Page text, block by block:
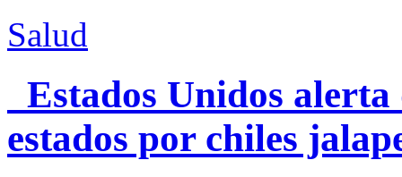
Salud
Estados Unidos alerta
estados por chiles